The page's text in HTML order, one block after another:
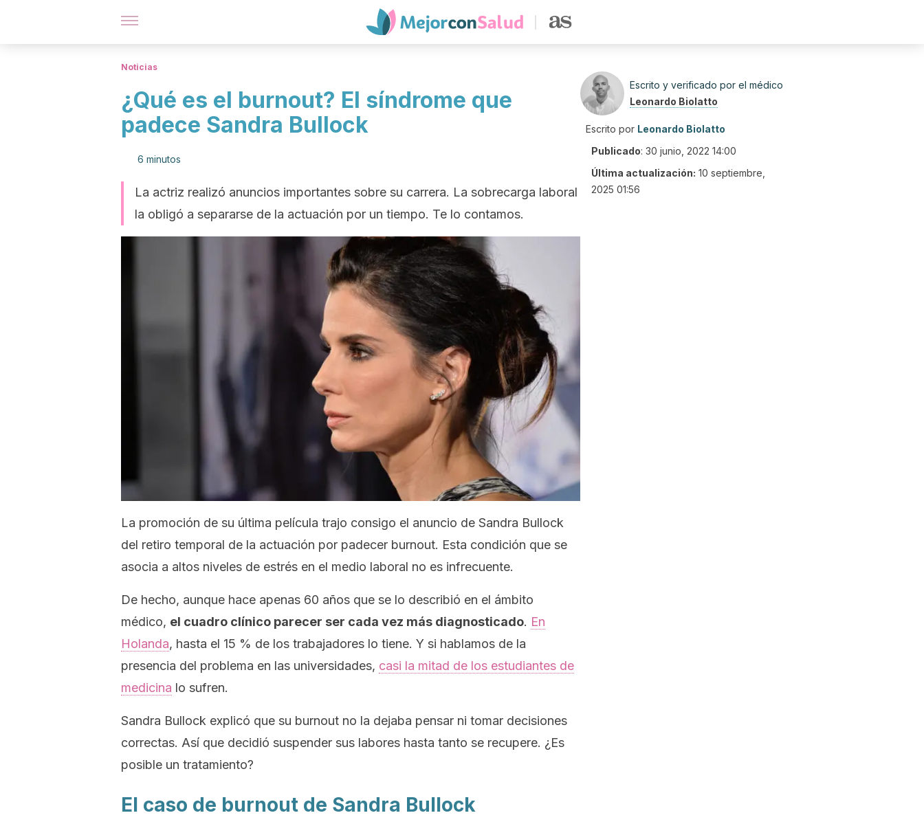
Noticias
¿Qué es el burnout? El síndrome que
padece Sandra Bullock
6 minutos
La actriz realizó anuncios importantes sobre su carrera. La sobrecarga laboral
la obligó a separarse de la actuación por un tiempo. Te lo contamos.
La promoción de su última película trajo consigo el anuncio de Sandra Bullock
del retiro temporal de la actuación por padecer burnout. Esta condición que se
asocia a altos niveles de estrés en el medio laboral no es infrecuente.
De hecho, aunque hace apenas 60 años que se lo describió en el ámbito
médico, el cuadro clínico parecer ser cada vez más diagnosticado. En
Holanda, hasta el 15 % de los trabajadores lo tiene. Y si hablamos de la
presencia del problema en las universidades, casi la mitad de los estudiantes de
medicina lo sufren.
Sandra Bullock explicó que su burnout no la dejaba pensar ni tomar decisiones
correctas. Así que decidió suspender sus labores hasta tanto se recupere. ¿Es
posible un tratamiento?
El caso de burnout de Sandra Bullock
Escrito y verificado por el médico
Leonardo Biolatto
Escrito por Leonardo Biolatto
Publicado: 30 junio, 2022 14:00
Última actualización: 10 septiembre,
2025 01:56